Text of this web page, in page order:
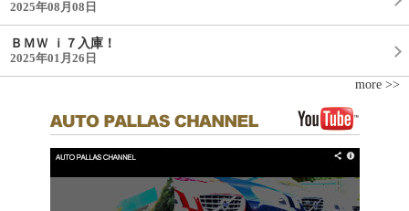
2025年08月08日
ＢＭＷ ｉ７入庫！
2025年01月26日
more >>